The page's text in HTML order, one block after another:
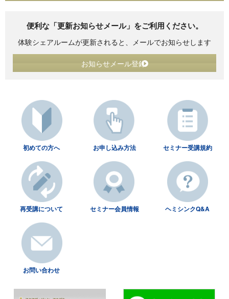
便利な「更新お知らせメール」をご利用ください。
体験シェアルームが更新されると、メールでお知らせします
お知らせメール登録
初めての方へ お申し込み方法 セミナー受講規約
再受講について セミナー会員情報 ヘミシンクQ&A
お問い合わせ